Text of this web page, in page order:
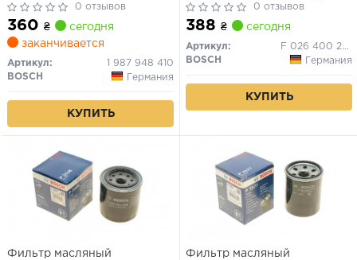
0 отзывов
360 ₴
сегодня
заканчивается
Артикул:
1 987 948 410
BOSCH
Германия
КУПИТЬ
BOSCH)
0 отзывов
388 ₴ сегодня
Артикул:
F 026 400 223
BOSCH
Германия
КУПИТЬ
Фильтр масляный Фильтр масляный